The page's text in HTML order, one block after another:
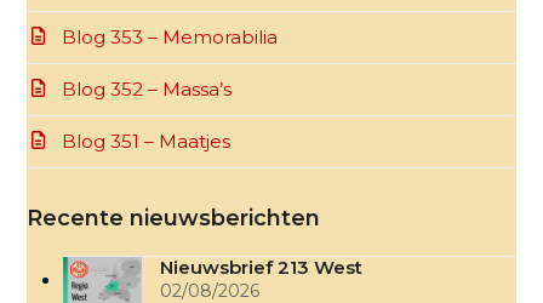
Blog 353 – Memorabilia
Blog 352 – Massa’s
Blog 351 – Maatjes
Recente nieuwsberichten
Nieuwsbrief 213 West
02/08/2026